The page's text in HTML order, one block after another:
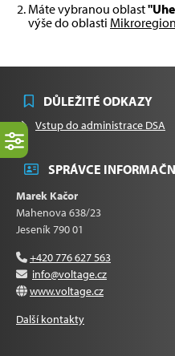
Máte vybranou oblast
výše do oblasti
DŮLEŽITÉ ODKAZY
Vstup do administrace DSA
SPRÁVCE
Marek Kačor
Mahenova 638/23
Jeseník 790 01
+420 776 627 563
info@voltage.cz
www.voltage.cz
Další kontakty